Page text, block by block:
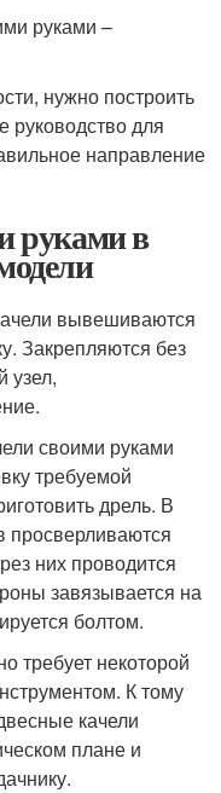
руками –
нужно построить
руководство для
направление
руками в
вывешиваются
Закрепляются без
узел,
своими руками
требуемой
дрель. В
просверливаются
них проводится
завязывается на
болтом.
требует некоторой
К тому
качели
плане и